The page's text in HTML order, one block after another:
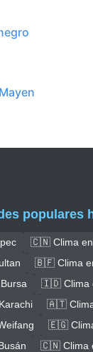
populares
🇨🇳 Clima en
🇧🇫 Clima
🇮🇩 Clima
🇦🇹
🇪🇬
🇨🇳 Clima